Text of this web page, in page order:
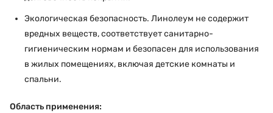
Экологическая безопасность. Линолеум не содержит
вредных веществ, соответствует санитарно-
гигиеническим нормам и безопасен для использования
в жилых помещениях, включая детские комнаты и
спальни.
Область применения: